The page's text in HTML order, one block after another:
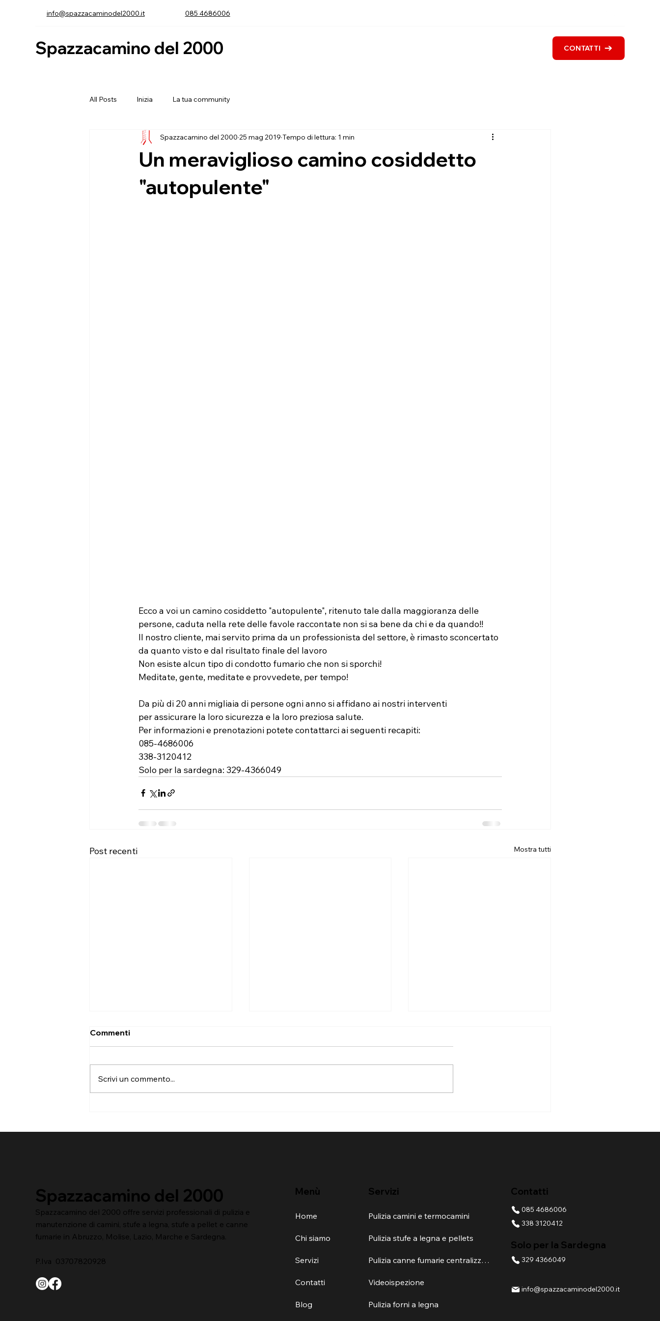
info@spazzacaminodel2000.it 085 4686006
Spazzacamino del 2000 CONTATTI
All Posts Inizia La tua community
Un meraviglioso camino cosiddetto
"autopulente"
Spazzacamino del 2000 25 mag 2019 Tempo di lettura: 1 min
Ecco a voi un camino cosiddetto "autopulente", ritenuto tale dalla maggioranza delle
persone, caduta nella rete delle favole raccontate non si sa bene da chi e da quando!!
Il nostro cliente, mai servito prima da un professionista del settore, è rimasto sconcertato
da quanto visto e dal risultato finale del lavoro
Non esiste alcun tipo di condotto fumario che non si sporchi!
Meditate, gente, meditate e provvedete, per tempo!
Da più di 20 anni migliaia di persone ogni anno si affidano ai nostri interventi
per assicurare la loro sicurezza e la loro preziosa salute.
Per informazioni e prenotazioni potete contattarci ai seguenti recapiti:
085-4686006
338-3120412
Solo per la sardegna: 329-4366049
Post recenti Mostra tutti
davvero
fumaria
Commenti
Scrivi un commento...
Spazzacamino del 2000
Spazzacamino del 2000 offre servizi professionali di pulizia e
manutenzione di camini, stufe a legna, stufe a pellet e canne
fumarie in Abruzzo, Molise, Lazio, Marche e Sardegna.
P.Iva 03707820928
Menù
Home
Chi siamo
Servizi
Contatti
Blog
Servizi
Pulizia camini e termocamini
Pulizia stufe a legna e pellets
Pulizia canne fumarie centralizzate
Videoispezione
Pulizia forni a legna
Contatti
085 4686006
338 3120412
Solo per la Sardegna
329 4366049
info@spazzacaminodel2000.it